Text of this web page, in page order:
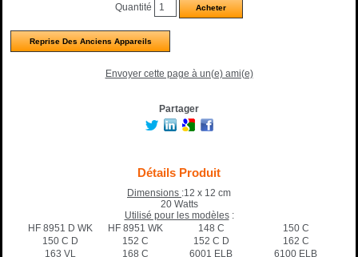
Quantité
Reprise Des Anciens Appareils
Envoyer cette page à un(e) ami(e)
Partager
Détails Produit
Dimensions :12 x 12 cm
20 Watts
Utilisé pour les modèles:
HF 8951 D WK
HF 8951 WK 148 C
150 C
150 C D
152 C 152 C D
162 C
163 VL
168 C 6001 ELB
6100 ELB